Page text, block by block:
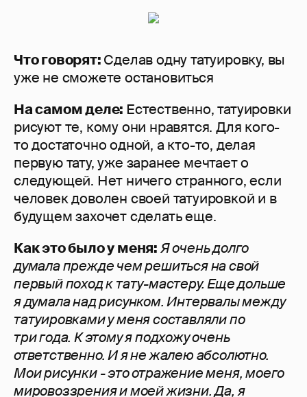
Что говорят:Сделав одну татуировку, вы
уже не сможете остановиться
На самом деле: Естественно, татуировки
рисуют те, кому они нравятся. Для кого-
то достаточно одной, а кто-то, делая
первую тату, уже заранее мечтает о
следующей. Нет ничего странного, если
человек доволен своей татуировкой и в
будущем захочет сделать еще.
Как это было у меня:Я очень долго
думала прежде чем решиться на свой
первый поход к тату-мастеру. Еще дольше
я думала над рисунком. Интервалы между
татуировками у меня составляли по
три года. К этому я подхожу очень
ответственно. И я не жалею абсолютно.
Мои рисунки - это отражение меня, моего
мировоззрения и моей жизни. Да, я